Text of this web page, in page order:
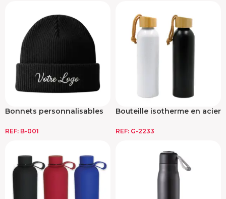
Bonnets personnalisables
REF: B-001
Bouteille isotherme en acier
REF: G-2233